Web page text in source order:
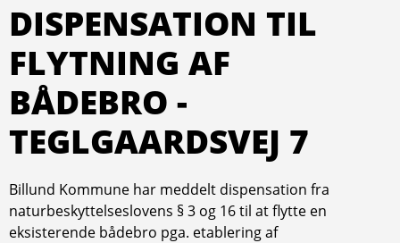
DISPENSATION TIL
FLYTNING AF
BÅDEBRO -
TEGLGAARDSVEJ 7
Billund Kommune har meddelt dispensation fra
naturbeskyttelseslovens § 3 og 16 til at flytte en
eksisterende bådebro pga. etablering af